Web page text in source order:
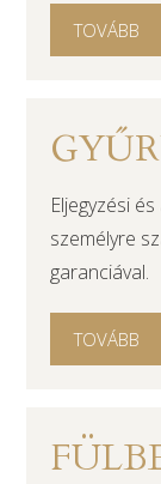
TOVÁBB
Eljegyzési
személyre
garanciával.
TOVÁBB